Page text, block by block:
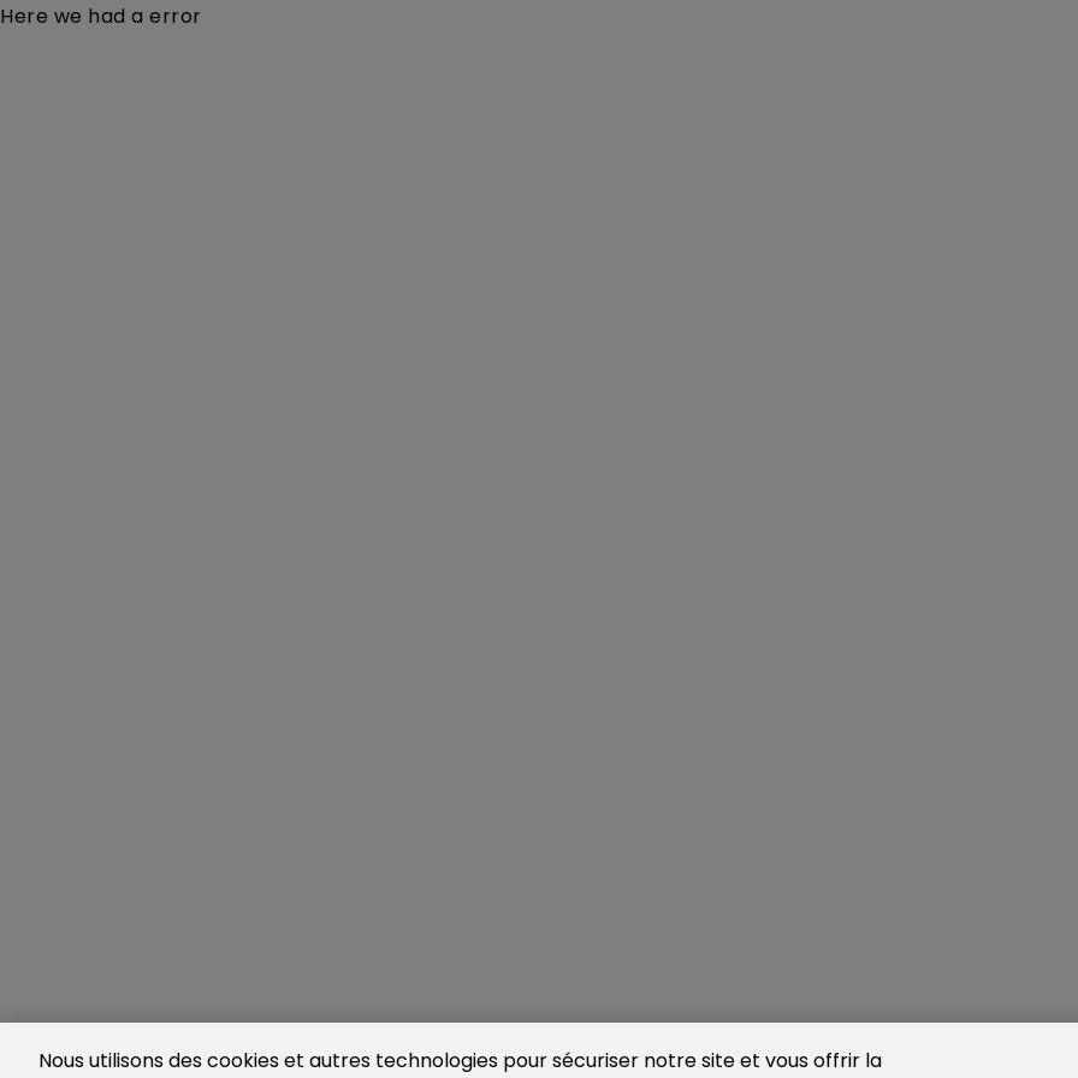
Here we had a error
Nous utilisons des cookies et autres technologies pour sécuriser notre site et vous offrir la